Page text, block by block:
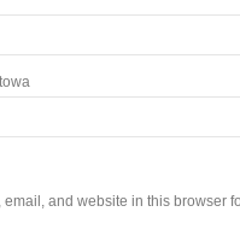
and website in this browser